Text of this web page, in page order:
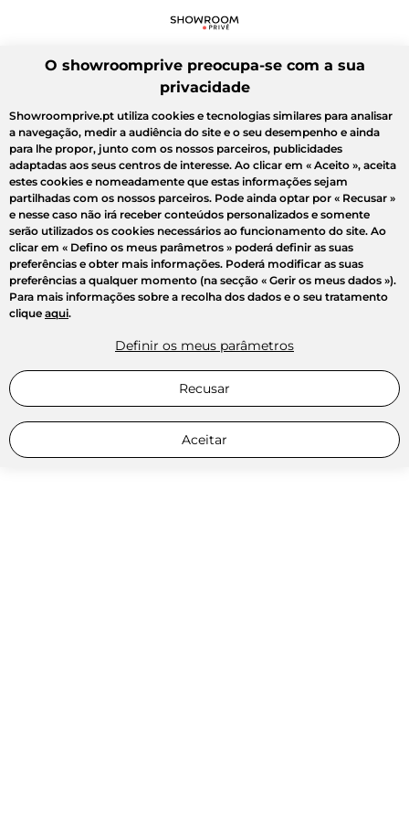
O showroomprive preocupa-se com a sua
privacidade
Showroomprive.pt utiliza cookies e tecnologias similares para analisar
a navegação, medir a audiência do site e o seu desempenho e ainda
para lhe propor, junto com os nossos parceiros, publicidades
adaptadas aos seus centros de interesse. Ao clicar em « Aceito », aceita
estes cookies e nomeadamente que estas informações sejam
partilhadas com os nossos parceiros. Pode ainda optar por « Recusar »
e nesse caso não irá receber conteúdos personalizados e somente
serão utilizados os cookies necessários ao funcionamento do site. Ao
clicar em « Defino os meus parâmetros » poderá definir as suas
preferências e obter mais informações. Poderá modificar as suas
preferências a qualquer momento (na secção « Gerir os meus dados »).
Para mais informações sobre a recolha dos dados e o seu tratamento
clique aqui.
Definir os meus parâmetros
Recusar
Aceitar